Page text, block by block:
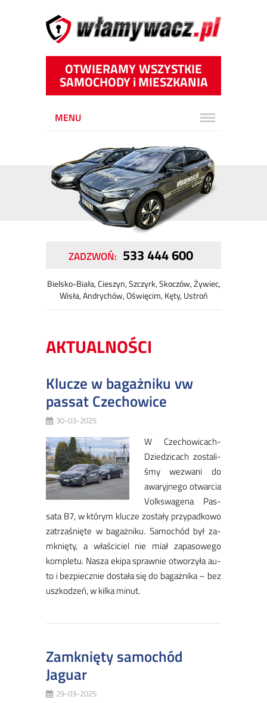
OTWIERAMY WSZYSTKIE
SAMOCHODYiMIESZKANIA
MENU
533 444 600
Bielsko-Biała, Cieszyn, Szczyrk, Skoczów, Żywiec,
Wisła, Andrychów, Oświęcim, Kęty, Ustroń
AKTUALNOŚCI
Klucze w bagażniku vw
passat Czechowice
30-03-2025
W Cze­cho­wi­ca­ch-
Dzie­dzi­cach zo­sta­li­
śmy we­zwa­ni do
awa­ryj­ne­go otwar­cia
Volk­swa­ge­na Pas­
sa­ta B7, w któ­rym klu­cze zo­sta­ły przy­pad­ko­wo
za­trza­śnię­te w ba­gaż­ni­ku. Sa­mo­chód był za­
mknię­ty, a wła­ści­ciel nie miał za­pa­so­we­go
kom­ple­tu. Na­sza eki­pa spraw­nie otwo­rzy­ła au­
to i bez­piecz­nie do­sta­ła się do ba­gaż­ni­ka – bez
uszko­dzeń, w kil­ka mi­nut.
Zamknięty samochód
Jaguar
29-03-2025